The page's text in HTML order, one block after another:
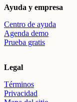
Ayuda y empresa
Centro de ayuda
Agenda demo
Prueba gratis
Legal
Términos
Privacidad